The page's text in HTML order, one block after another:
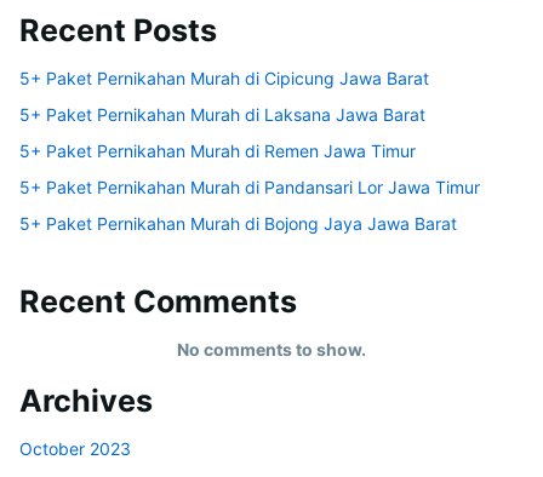
Recent Posts
5+ Paket Pernikahan Murah di Cipicung Jawa Barat
5+ Paket Pernikahan Murah di Laksana Jawa Barat
5+ Paket Pernikahan Murah di Remen Jawa Timur
5+ Paket Pernikahan Murah di Pandansari Lor Jawa Timur
5+ Paket Pernikahan Murah di Bojong Jaya Jawa Barat
Recent Comments
No comments to show.
Archives
October 2023